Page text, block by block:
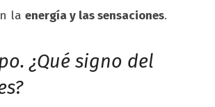
la energía y las sensaciones.
¿Qué signo del